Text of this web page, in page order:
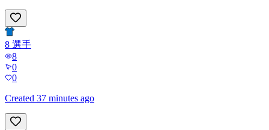
8 選手
8
0
0
Created 37 minutes ago